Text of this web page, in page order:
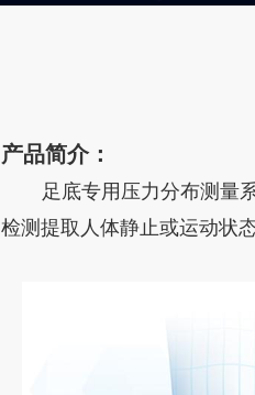
产品简介：
足底专用压力分布测量
检测提取人体静止或运动状